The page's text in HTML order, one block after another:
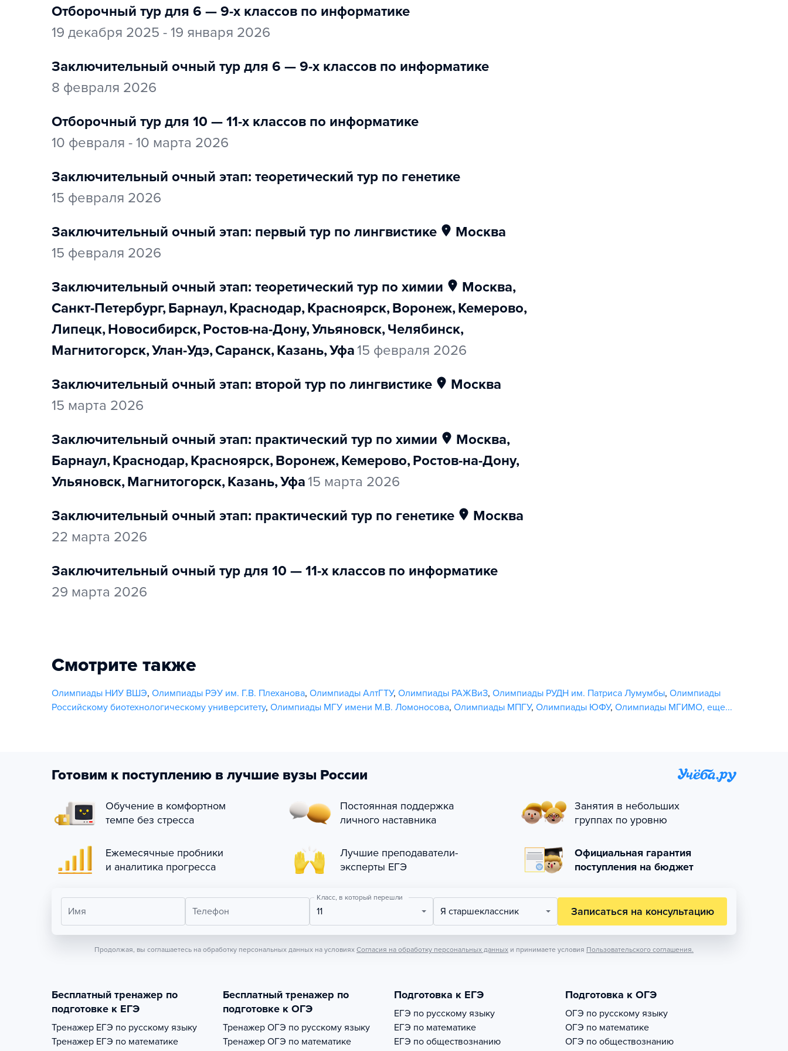
Отборочный тур для 6 — 9-х классов по информатике
19 декабря 2025 - 19 января 2026
заключительный очный тур для 6 — 9-х классов по информатике
8 февраля 2026
Отборочный тур для 10 — 11-х классов по информатике
10 февраля - 10 марта 2026
заключительный очный этап: теоретический тур по генетике
15 февраля 2026
заключительный очный этап: первый тур по лингвистике
Москва
15 февраля 2026
заключительный очный этап: теоретический тур по химии
Москва,
Санкт-Петербург, Барнаул, Краснодар, Красноярск, Воронеж, Кемерово,
Липецк, Новосибирск, Ростов-на-Дону, Ульяновск, Челябинск,
Магнитогорск, Улан-Удэ, Саранск, Казань, Уфа 15 февраля 2026
заключительный очный этап: второй тур по лингвистике
Москва
15 марта 2026
заключительный очный этап: практический тур по химии
Москва,
Барнаул, Краснодар, Красноярск, Воронеж, Кемерово, Ростов-на-Дону,
Ульяновск, Магнитогорск, Казань, Уфа 15 марта 2026
заключительный очный этап: практический тур по генетике
Москва
22 марта 2026
заключительный очный тур для 10 — 11-х классов по информатике
29 марта 2026
Смотрите также
Олимпиады НИУ ВШЭ, Олимпиады РЭУ им. Г.В. Плеханова, Олимпиады АлтГТУ, Олимпиады РАЖВиЗ, Олимпиады РУДН им. Патриса Лумумбы, Олимпиады
Российскому биотехнологическому университету, Олимпиады МГУ имени М.В. Ломоносова, Олимпиады МПГУ, Олимпиады ЮФУ, Олимпиады МГИМО, еще...
Готовим к поступлению в лучшие вузы России
Обучение в комфортном
темпе без стресса
Постоянная поддержка
личного наставника
Занятия в небольших
группах по уровню
Ежемесячные пробники
и аналитика прогресса
Лучшие преподаватели-
эксперты ЕГЭ
Официальная гарантия
поступления на бюджет
Имя Телефон
Класс, в который перешли
11 Я старшеклассник Записаться на консультацию
Продолжая, вы соглашаетесь на обработку персональных данных на условиях Согласия на обработку персональных данных и принимаете условия Пользовательского соглашения.
Бесплатный тренажер по
подготовке к ЕГЭ
Тренажер ЕГЭ по русскому языку
Тренажер ЕГЭ по математике
Бесплатный тренажер по
подготовке к ОГЭ
Тренажер ОГЭ по русскому языку
Тренажер ОГЭ по математике
Подготовка к ЕГЭ
ЕГЭ по русскому языку
ЕГЭ по математике
ЕГЭ по обществознанию
Подготовка к ОГЭ
ОГЭ по русскому языку
ОГЭ по математике
ОГЭ по обществознанию